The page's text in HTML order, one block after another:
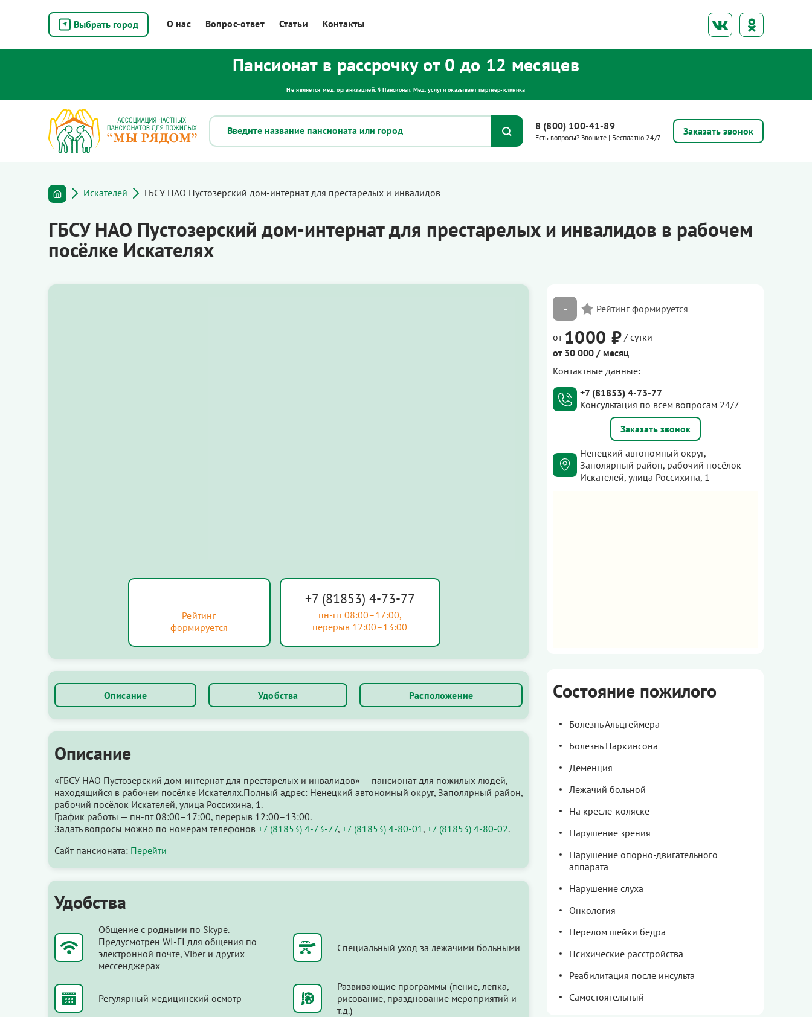
Выбрать город О нас Вопрос-ответ Статьи Контакты
Пансионат в рассрочку от 0 до 12 месяцев
Не является мед. организацией. ⚕ Пансионат. Мед. услуги оказывает партнёр‑клиника
8 (800) 100-41-89
Есть вопросы? Звоните | Бесплатно 24/7
Заказать звонок
Искателей ГБСУ НАО Пустозерский дом-интернат для престарелых и инвалидов
ГБСУ НАО Пустозерский дом-интернат для престарелых и инвалидов в рабочем
посёлке Искателях
Рейтинг
формируется
+7 (81853) 4-73-77
пн-пт 08:00–17:00,
перерыв 12:00–13:00
Описание Удобства Расположение
Описание
«ГБСУ НАО Пустозерский дом-интернат для престарелых и инвалидов» — пансионат для пожилых людей,
находящийся в рабочем посёлке Искателях.Полный адрес: Ненецкий автономный округ, Заполярный район,
рабочий посёлок Искателей, улица Россихина, 1.
График работы — пн-пт 08:00–17:00, перерыв 12:00–13:00.
Задать вопросы можно по номерам телефонов +7 (81853) 4-73-77, +7 (81853) 4-80-01 , +7 (81853) 4-80-02.
Сайт пансионата: Перейти
Удобства
Общение с родными по Skype.
Предусмотрен WI-FI для общения по
электронной почте, Viber и других
мессенджерах
Специальный уход за лежачими больными
Регулярный медицинский осмотр
Развивающие программы (пение, лепка,
рисование, празднование мероприятий и
т.д.)
-
от 1000 ₽/ сутки
от 30 000 / месяц
Контактные данные:
+7 (81853) 4-73-77
Консультация по всем вопросам 24/7
Заказать звонок
Ненецкий автономный округ,
Заполярный район, рабочий посёлок
Искателей, улица Россихина, 1
Состояние пожилого
Болезнь Альцгеймера
Болезнь Паркинсона
Деменция
Лежачий больной
На кресле-коляске
Нарушение зрения
Нарушение опорно-двигательного
аппарата
Нарушение слуха
Онкология
Перелом шейки бедра
Психические расстройства
Реабилитация после инсульта
Самостоятельный